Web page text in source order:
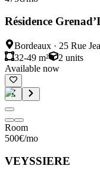
Résidence
Bordeaux · 25 Rue
32-49 m²
2 units
Available now
Room
500€/mo
VEYSSIERE